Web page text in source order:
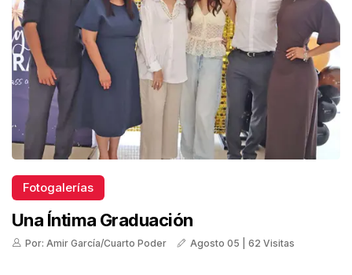
Fotogalerías
Una Íntima Graduación
Por: Amir García/Cuarto Poder Agosto 05 | 62 Visitas